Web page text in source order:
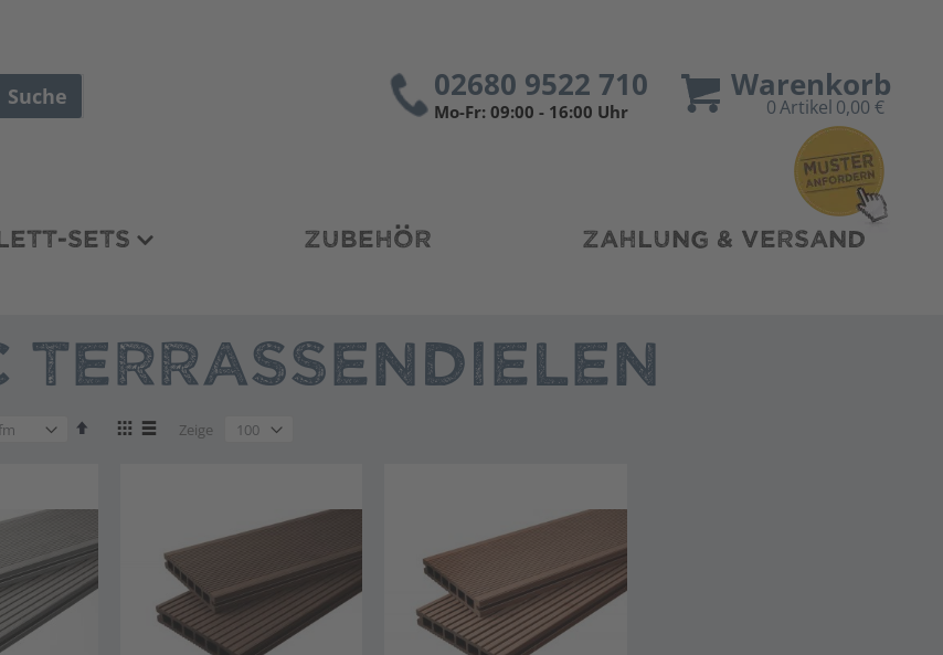
Warenkorb
0Artikel 0,00 €
Suche 02680 9522 710
Mo-Fr: 09:00 - 16:00 Uhr
SETS ZUBEHÖR ZAHLUNG & VERSAND
TERRASSENDIELEN
AbsteigendAnzeigen
Zeige